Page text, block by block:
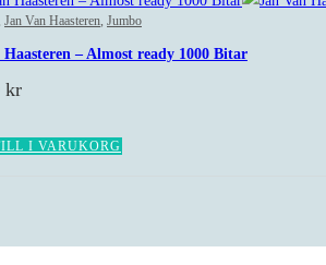
Jan Van Haasteren, Jumbo
Haasteren – Almost ready 1000 Bitar
kr
I VARUKORG